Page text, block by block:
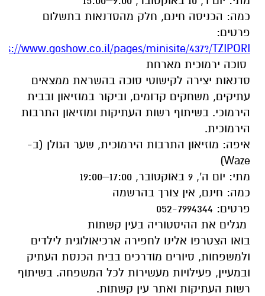
כמה: הכניסה חינם, חלק מהסדנאות בתשלום
פרטים:
www.goshow.co.il/pages/minisite/437?/TZIPORI
סוכה ירמוכית מארחת
סדנאות יצירה לקישוטי סוכה בהשראת ממצאים
עתיקים, משחקים קדומים, וביקור במוזיאון ובבית
הירמוכי. בשיתוף רשות העתיקות ומוזיאון התרבות
הירמוכית.
איפה: מוזיאון התרבות הירמוכית, שער הגולן (ב-
Waze)
מתי: יום ה', 9 באוקטובר, 17:00–19:00
כמה: חינם, אין צורך בהרשמה
פרטים: 052-7994344
מגלים את ההיסטוריה בעין קשתות
בואו הצטרפו אלינו לחפירה ארכיאולוגית לילדים
ולמשפחות, סיורים מודרכים בבית הכנסת העתיק
ובמעיין, פעילויות מעשירות לכל המשפחה. בשיתוף
רשות העתיקות ואתר עין קשתות.